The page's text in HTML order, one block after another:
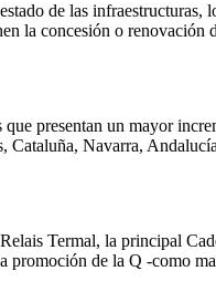
de las
la concesión o
presentan un mayor
Navarra,
Termal, la principal
de la Q -como